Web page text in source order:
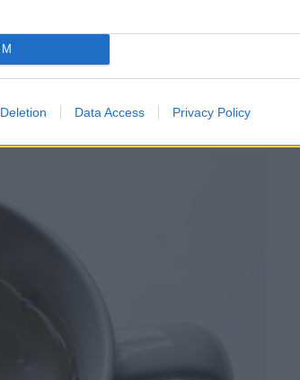
Data Access Privacy Policy
fokos vízzel három perc